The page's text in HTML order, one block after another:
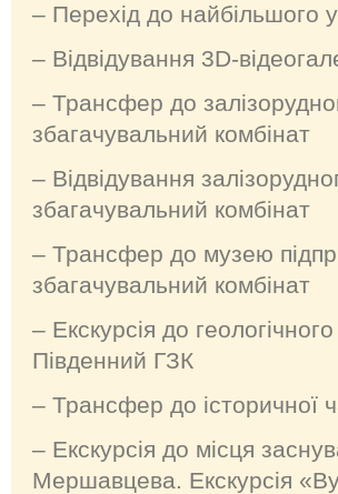
– Перехід до найбільшого
– Відвідування 3D-
– Трансфер до
збагачувальний комбінат
– Відвідування
збагачувальний комбінат
– Трансфер до музею
збагачувальний комбінат
– Екскурсія до
Південний ГЗК
– Трансфер до історичної
– Екскурсія до місця
Мершавцева. Екскурсія